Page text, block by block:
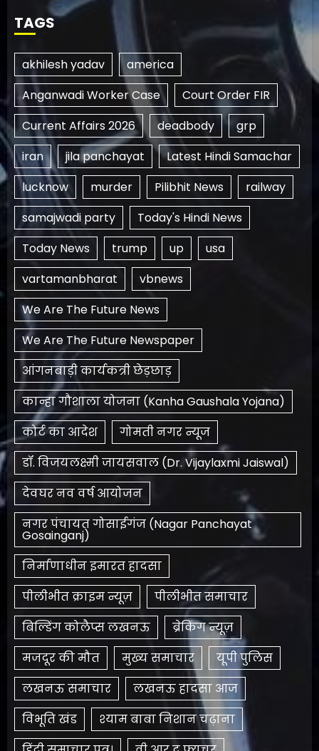
TAGS
akhilesh yadav
america
Anganwadi Worker Case
Court Order FIR
Current Affairs 2026
deadbody
grp
iran
jila panchayat
Latest Hindi Samachar
lucknow
murder Pilibhit News
railway
samajwadi party
Today's Hindi News
Today News
trump up
usa
vartamanbharat
vbnews
We Are The Future News
We Are The Future Newspaper
आंगनबाड़ी कार्यकत्री छेड़छाड़
कान्हा गौशाला योजना (Kanha Gaushala Yojana)
कोर्ट का आदेश
गोमती नगर न्यूज
डॉ. विजयलक्ष्मी जायसवाल (Dr. Vijaylaxmi Jaiswal)
देवघर नव वर्ष आयोजन
नगर पंचायत गोसाईगंज (Nagar Panchayat
Gosainganj)
निर्माणाधीन इमारत हादसा
पीलीभीत क्राइम न्यूज़
पीलीभीत समाचार
बिल्डिंग कोलैप्स लखनऊ
ब्रेकिंग न्यूज़
मजदूर की मौत
मुख्य समाचार
यूपी पुलिस
लखनऊ समाचार
लखनऊ हादसा आज
विभूति खंड
श्याम बाबा निशान चढ़ाना